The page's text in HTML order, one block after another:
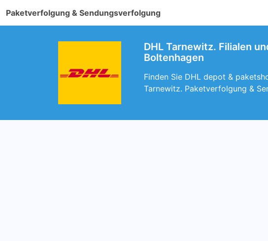
Paketverfolgung & Sendungsverfolgung
DHL Tarnewitz. Filialen
Boltenhagen
Finden Sie DHL depot &
Tarnewitz. Paketverfolgung &